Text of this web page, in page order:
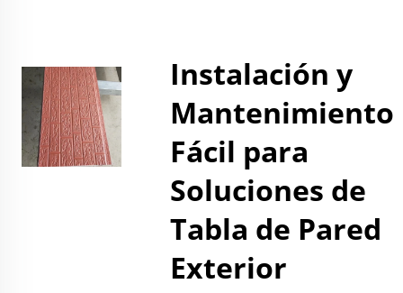
Instalación y
Mantenimiento
Fácil para
Soluciones de
Tabla de Pared
Exterior